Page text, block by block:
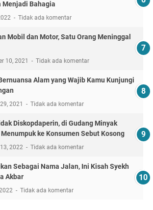
Menjadi Bahagia
Tidak ada komentar
Mobil dan Motor, Satu Orang Meninggal
10, 2021 Tidak ada komentar
Alam yang Wajib Kamu Kunjungi
2021 Tidak ada komentar
Diskopdaperin, di Gudang Minyak
ke Konsumen Sebut Kosong
2022 Tidak ada komentar
Sebagai Nama Jalan, Ini Kisah Syekh
Akbar
Tidak ada komentar